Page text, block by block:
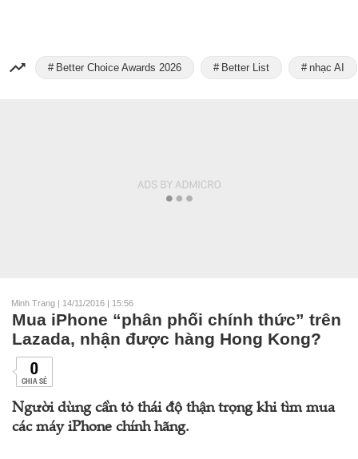
Better Choice Awards 2026 Better List nhạc AI
Minh Trang | 14/11/2016 | 15:56
Mua iPhone “phân phối chính thức” trên
Lazada, nhận được hàng Hong Kong?
0
CHIA SẺ
Người dùng cần tỏ thái độ thận trọng khi tìm mua
các máy iPhone chính hãng.